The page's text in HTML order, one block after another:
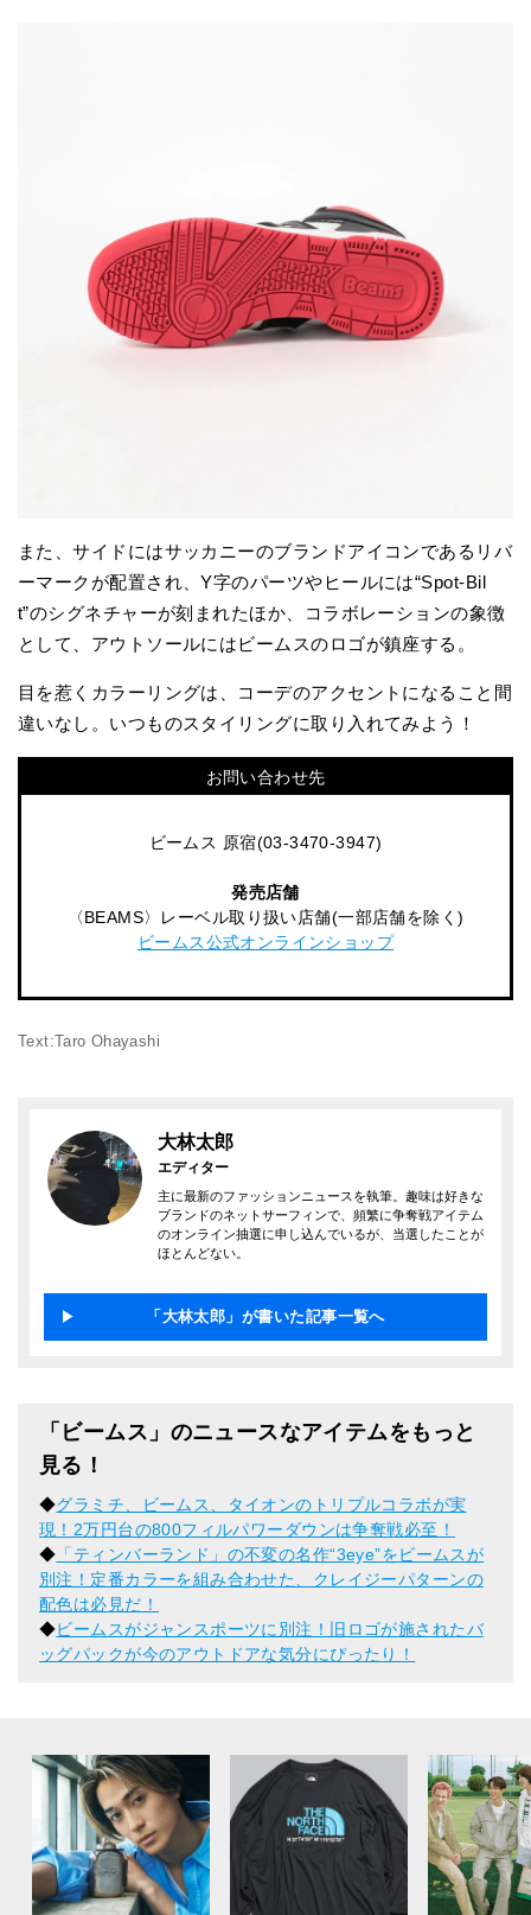
また、サイドにはサッカニーのブランドアイコンであるリバ
ーマークが配置され、Y字のパーツやヒールには“Spot-Bil
t”のシグネチャーが刻まれたほか、コラボレーションの象徴
として、アウトソールにはビームスのロゴが鎮座する。
目を惹くカラーリングは、コーデのアクセントになること間
違いなし。いつものスタイリングに取り入れてみよう！
お問い合わせ先
ビームス 原宿(03-3470-3947)
発売店舗
〈BEAMS〉レーベル取り扱い店舗(一部店舗を除く)
ビームス公式オンラインショップ
Text:Taro Ohayashi
大林太郎
エディター
主に最新のファッションニュースを執筆。趣味は好きな
ブランドのネットサーフィンで、頻繁に争奪戦アイテム
のオンライン抽選に申し込んでいるが、当選したことが
ほとんどない。
「大林太郎」が書いた記事一覧へ
「ビームス」のニュースなアイテムをもっと
見る！
◆グラミチ、ビームス、タイオンのトリプルコラボが実
現！2万円台の800フィルパワーダウンは争奪戦必至！
◆ 「ティンバーランド」の不変の名作“3eye”をビームスが
別注！定番カラーを組み合わせた、クレイジーパターンの
配色は必見だ！
◆ビームスがジャンスポーツに別注！旧ロゴが施されたバ
ッグパックが今のアウトドアな気分にぴったり！